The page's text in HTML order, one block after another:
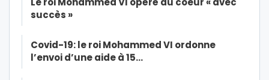
succès »
Covid-19: le roi Mohammed VI ordonne
l’envoi d’une aide à 15…